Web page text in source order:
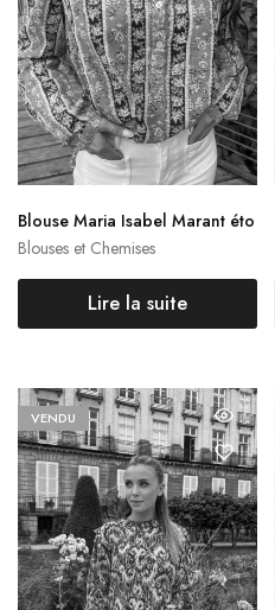
Blouses et Chemises
Blouse Maria Isabel Marant éto
ile
Lire la suite
VENDU